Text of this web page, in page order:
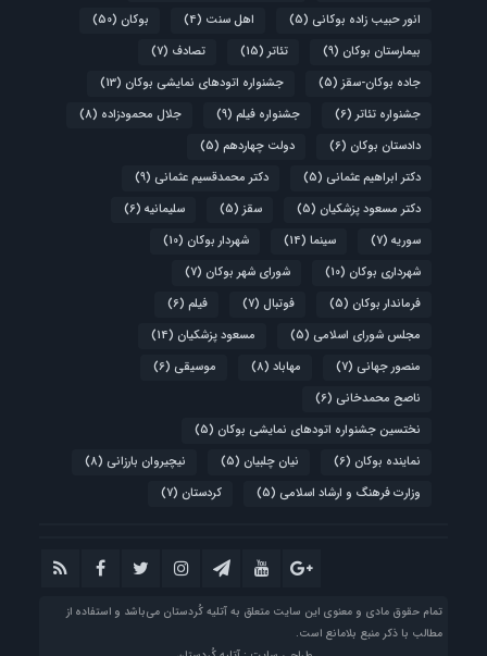
انور حبیب زاده بوکانی (5) اهل سنت (4) بوکان (50)
بیمارستان بوکان (9) تئاتر (15) تصادف (7)
جاده بوکان-سقز (5) جشنواره اتودهای نمایشی بوکان (13)
جشنواره تئاتر (6) جشنواره فیلم (9) جلال محمودزاده (8)
دادستان بوکان (6) دولت چهاردهم (5)
دکتر ابراهیم عثمانی (5) دکتر محمدقسیم عثمانی (9)
دکتر مسعود پزشکیان (5) سقز (5) سلیمانیه (6)
سوریه (7) سینما (14) شهردار بوکان (10)
شهرداری بوکان (10) شورای شهر بوکان (7)
فرماندار بوکان (5) فوتبال (7) فیلم (6)
مجلس شورای اسلامی (5) مسعود پزشکیان (14)
منصور جهانی (7) مهاباد (8) موسیقی (6)
ناصح محمدخانی (6)
نختسین جشنواره اتودهای نمایشی بوکان (5)
نماینده بوکان (6) نیان چلبیان (5) نیچیروان بارزانی (8)
وزارت فرهنگ و ارشاد اسلامی (5) کردستان (7)
تمام حقوق مادی و معنوی این سایت متعلق به آتلیه‌ کُردستان می‌باشد و استفاده از
مطالب با ذکر منبع بلامانع است.